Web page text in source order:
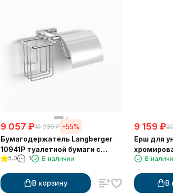
9 057 ₽19 930 ₽ -55%
Бумагодержатель Langberger
10941P туалетной бумаги с
крышкой и освежителем
5.0 1 В наличии
В корзину
9 159 ₽
Ерш для
малый
В
В